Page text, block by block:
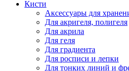
Кисти
Аксессуары для
Для акригеля, полигеля
Для акрила
Для геля
Для градиента
Для росписи и лепки
Для тонких линий и